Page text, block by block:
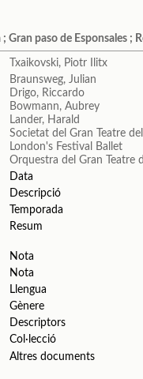
Gran paso de Esponsales ;
Txaikovski, Piotr Ilitx
Braunsweg, Julian
Drigo, Riccardo
Bowmann, Aubrey
Lander, Harald
Societat del Gran Teatre
London's Festival Ballet
Orquestra del Gran Teatre
Data
Descripció
Temporada
Resum
Nota
Nota
Llengua
Gènere
Descriptors
Col·lecció
Altres documents